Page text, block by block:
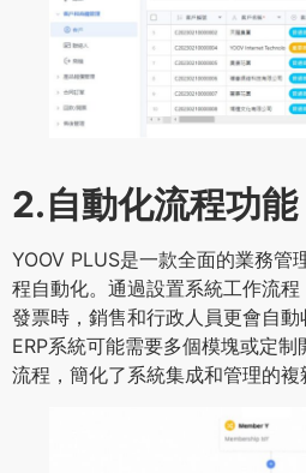
2.自動化流程功能
YOOV PLUS是一款全面的業務管
程自動化。通過設置系統工作流
發票時，銷售和行政人員更會自
ERP系統可能需要多個模塊或定
流程，簡化了系統集成和管理的複